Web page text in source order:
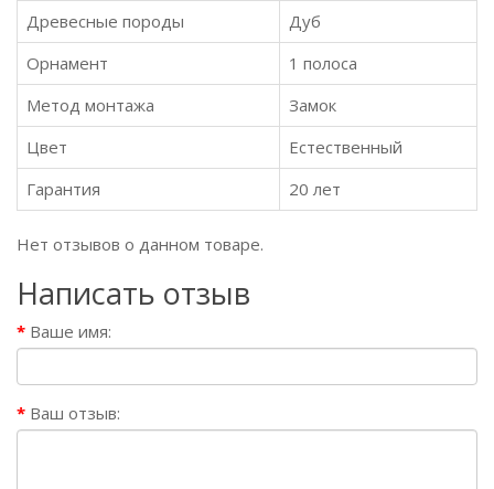
Древесные породы
Дуб
Орнамент
1 полоса
Метод монтажа
Замок
Цвет
Естественный
Гарантия
20 лет
Нет отзывов о данном товаре.
Написать отзыв
Ваше имя:
Ваш отзыв: